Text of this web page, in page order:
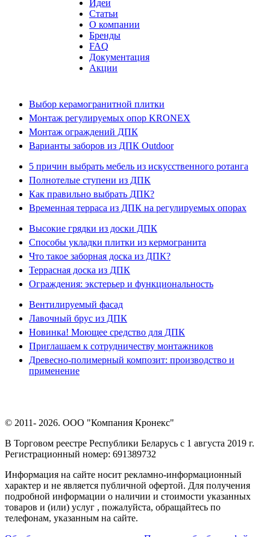
Идеи
Статьи
О компании
Бренды
FAQ
Документация
Акции
Выбор керамогранитной плитки
Монтаж регулируемых опор KRONEX
Монтаж ограждений ДПК
Варианты заборов из ДПК Outdoor
5 причин выбрать мебель из искусственного ротанга
Полнотелые ступени из ДПК
Как правильно выбрать ДПК?
Временная терраса из ДПК на регулируемых опорах
Высокие грядки из доски ДПК
Способы укладки плитки из кермогранита
Что такое заборная доска из ДПК?
Террасная доска из ДПК
Ограждения: экстерьер и функциональность
Вентилируемый фасад
Лавочный брус из ДПК
Новинка! Моющее средство для ДПК
Приглашаем к сотрудничеству монтажников
Древесно-полимерный композит: производство и
применение
© 2011- 2026. ООО "Компания Кронекс"
В Торговом реестре Республики Беларусь с 1 августа 2019 г.
Регистрационный номер: 691389732
Информация на сайте носит рекламно-информационный
характер и не является публичной офертой. Для получения
подробной информации о наличии и стоимости указанных
товаров и (или) услуг , пожалуйста, обращайтесь по
телефонам, указанным на сайте.